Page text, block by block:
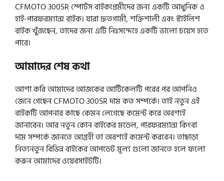
CFMOTO 300SR স্পোর্টস বাইকপ্রেমীদের জন্য একটি আধুনিক ও
হাই-পারফরম্যান্স বাইক। যারা দ্রুতগামী, শক্তিশালী এবং স্টাইলিশ
বাইক খুঁজছেন, তাদের জন্য এটি নিঃসন্দেহে একটি ভালো চয়েস হতে
পারে।
আমাদের শেষ কথা
আশা করি আমাদের আজকের আর্টিকেলটি পরের পর আপনিও
জেনে গেছেন CFMOTO 300SR দাম কত সম্পর্কে। তাই নতুন এই
বাইকটি আপনার কাছে কেমন লেগেছে কমেন্ট করে অবশ্যই
জানাবেন। আর নতুন কোন বাইকের মডেল, পারফরম্যান্স কিংবা
দাম সম্পর্কে জানতে আগ্রহী তা অবশ্যই কমেন্ট করবেন। তাছাড়া
নিত্যনতুন বিভিন্ন বাইকের আপডেট মূল্য গুলো জানতে হলে ফলো
করুন আমাদের ওয়েবসাইটটি।